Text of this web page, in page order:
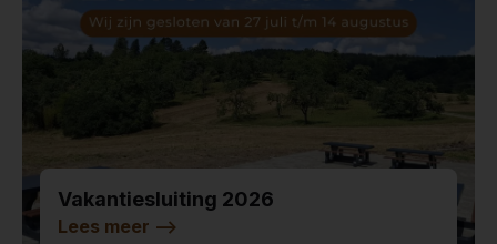
Vakantiesluiting 2026
Lees meer -->